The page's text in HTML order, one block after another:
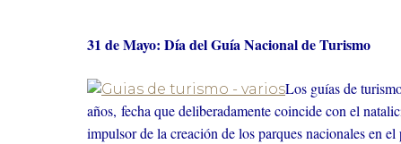
31 de Mayo: Día del Guía Nacional de Turismo
Los guías de
años, fecha que deliberadamente coincide con el
impulsor de la creación de los parques nacionales en